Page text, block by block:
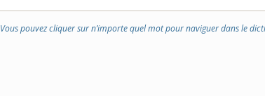
Vous pouvez cliquer sur n’importe quel mot pour naviguer dans le